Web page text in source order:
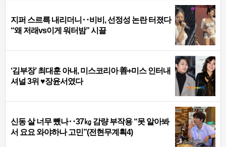
지퍼 스르륵 내리더니‥비비, 선정성 논란 터졌다
“왜 저래vs이게 워터밤” 시끌
‘김부장’ 최대훈 아내, 미스코리아 善+미스 인터내
셔널 3위 ♥장윤서였다
신동 살 너무 뺐나‥37㎏ 감량 부작용 “못 알아봐
서 요요 와야하나 고민”(전현무계획4)